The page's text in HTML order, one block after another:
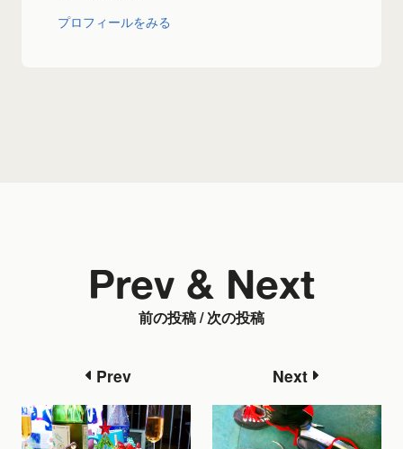
プロフィールをみる
前の投稿 / 次の投稿
Prev & Next
Prev Next